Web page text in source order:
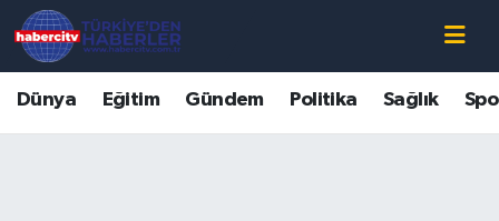
Dünya Eğitim Gündem Politika Sağlık